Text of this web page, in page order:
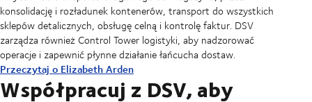
konsolidację i rozładunek kontenerów, transport do wszystkich
sklepów detalicznych, obsługę celną i kontrolę faktur. DSV
zarządza również Control Tower logistyki, aby nadzorować
operacje i zapewnić płynne działanie łańcucha dostaw.
Przeczytaj o Elizabeth Arden
Współpracuj z DSV, aby